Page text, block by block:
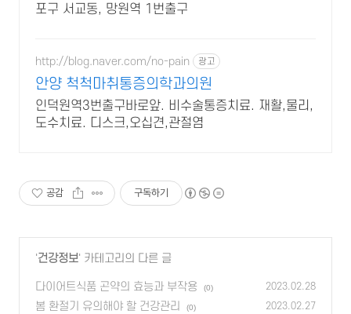
포구 서교동, 망원역 1번출구
http://blog.naver.com/no-pain 광고
안양 척척마취통증의학과의원
인덕원역3번출구바로앞. 비수술통증치료. 재활,물리,
도수치료. 디스크,오십견,관절염
공감 구독하기
'건강정보' 카테고리의 다른 글
다이어트식품 곤약의 효능과 부작용 (0) 2023.02.28
봄 환절기 유의해야 할 건강관리 (0) 2023.02.27